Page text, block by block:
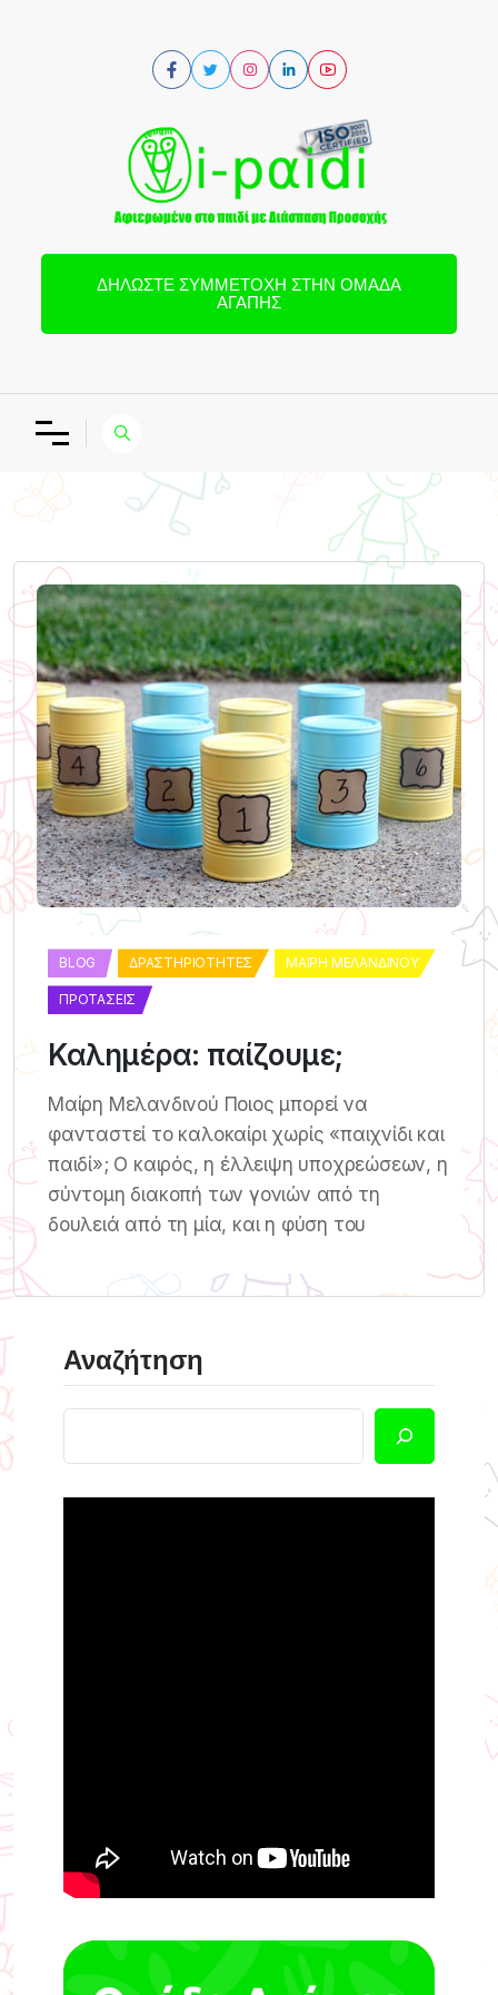
ΔΗΛΏΣΤΕ ΣΥΜΜΕΤΟΧΉ ΣΤΗΝ ΟΜΆΔΑ
ΑΓΆΠΗΣ
BLOG ΔΡΑΣΤΗΡΙΌΤΗΤΕΣ ΜΑΊΡΗ ΜΕΛΑΝΔΙΝΟΎ
ΠΡΟΤΆΣΕΙΣ
Καλημέρα: παίζουμε;
Μαίρη Μελανδινού Ποιος μπορεί να
φανταστεί το καλοκαίρι χωρίς «παιχνίδι και
παιδί»; Ο καιρός, η έλλειψη υποχρεώσεων, η
σύντομη διακοπή των γονιών από τη
δουλειά από τη μία, και η φύση του
Αναζήτηση